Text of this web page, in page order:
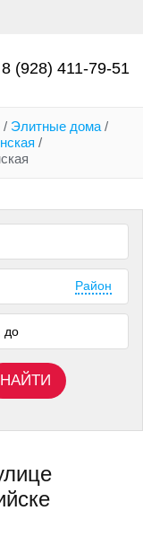
8 (928) 411-79-51
/ Элитные дома /
/
Район
НАЙТИ